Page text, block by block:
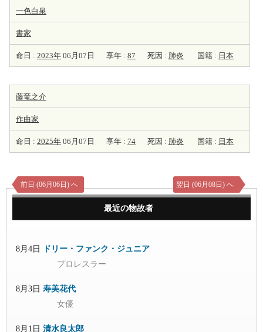
一色白泉
書家
命日 : 2023年 06月07日 享年 : 87 死因 : 肺炎 国籍 : 日本
藤竜之介
作曲家
命日 : 2025年 06月07日 享年 : 74 死因 : 肺炎 国籍 : 日本
前日 (06月06日) へ 翌日 (06月08日) へ
最近の物故者
8月4日
ドリー・ファンク・ジュニア
プロレスラー
8月3日 寿美花代
女優
8月1日 清水良太郎